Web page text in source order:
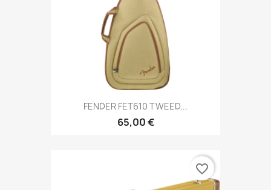
FENDER FET610 TWEED...
65,00 €
favorite_border